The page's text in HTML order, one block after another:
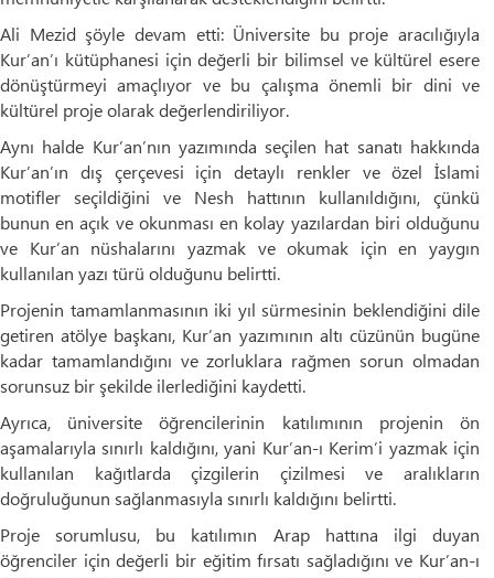
Ali Mezid şöyle devam etti: Üniversite bu proje aracılığıyla
Kur’an’ı kütüphanesi için değerli bir bilimsel ve kültürel esere
dönüştürmeyi amaçlıyor ve bu çalışma önemli bir dini ve
kültürel proje olarak değerlendiriliyor.
Aynı halde Kur’an’nın yazımında seçilen hat sanatı hakkında
Kur’an’ın dış çerçevesi için detaylı renkler ve özel İslami
motifler seçildiğini ve Nesh hattının kullanıldığını, çünkü
bunun en açık ve okunması en kolay yazılardan biri olduğunu
ve Kur’an nüshalarını yazmak ve okumak için en yaygın
kullanılan yazı türü olduğunu belirtti.
Projenin tamamlanmasının iki yıl sürmesinin beklendiğini dile
getiren atölye başkanı, Kur’an yazımının altı cüzünün bugüne
kadar tamamlandığını ve zorluklara rağmen sorun olmadan
sorunsuz bir şekilde ilerlediğini kaydetti.
Ayrıca, üniversite öğrencilerinin katılımının projenin ön
aşamalarıyla sınırlı kaldığını, yani Kur’an-ı Kerim’i yazmak için
kullanılan kağıtlarda çizgilerin çizilmesi ve aralıkların
doğruluğunun sağlanmasıyla sınırlı kaldığını belirtti.
Proje sorumlusu, bu katılımın Arap hattına ilgi duyan
öğrenciler için değerli bir eğitim fırsatı sağladığını ve Kur’an-ı